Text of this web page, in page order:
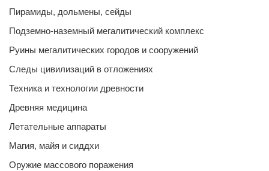
Пирамиды, дольмены, сейды
Подземно-наземный мегалитический комплекс
Руины мегалитических городов и сооружений
Следы цивилизаций в отложениях
Техника и технологии древности
Древняя медицина
Летательные аппараты
Магия, майя и сиддхи
Оружие массового поражения